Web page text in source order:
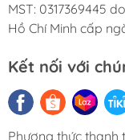
Kích thước
Cắt đá lắp
MST: 0317369445
Hồ Chí Minh cấp
Kết nối với
Phương thức thanh